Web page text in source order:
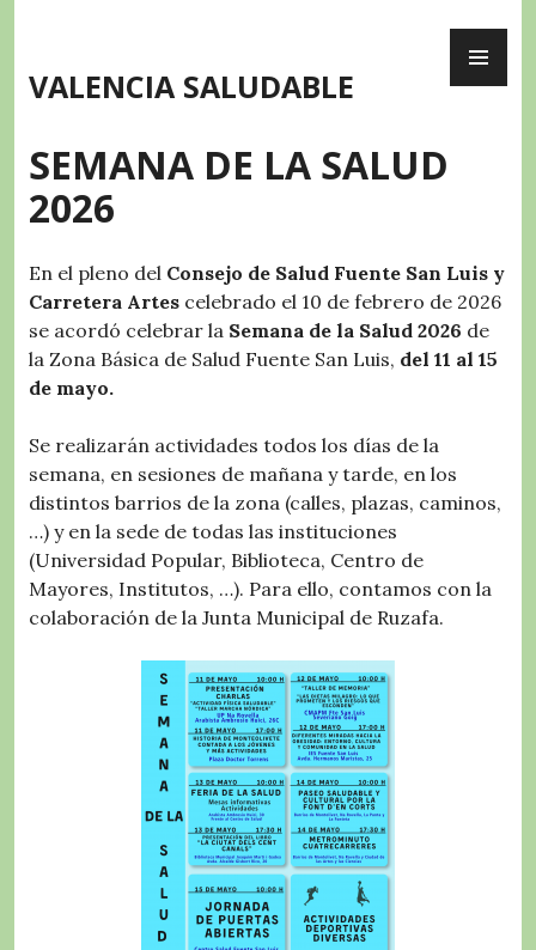
content
VALENCIA SALUDABLE
SEMANA DE LA SALUD
2026
En el pleno del Consejo de Salud Fuente San Luis y
Carretera Artes celebrado el 10 de febrero de 2026
se acordó celebrar la Semana de la Salud 2026 de
la Zona Básica de Salud Fuente San Luis, del 11 al 15
de mayo.
Se realizarán actividades todos los días de la
semana, en sesiones de mañana y tarde, en los
distintos barrios de la zona (calles, plazas, caminos,
…) y en la sede de todas las instituciones
(Universidad Popular, Biblioteca, Centro de
Mayores, Institutos, …). Para ello, contamos con la
colaboración de la Junta Municipal de Ruzafa.